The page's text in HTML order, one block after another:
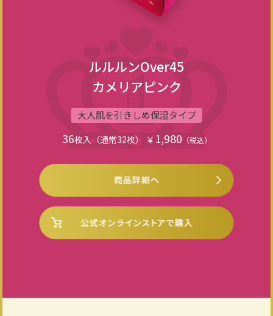
ルルルンOver45
カメリアピンク
大人肌を引きしめ保湿タイプ
36枚入（通常32枚） ￥ 1,980 （税込）